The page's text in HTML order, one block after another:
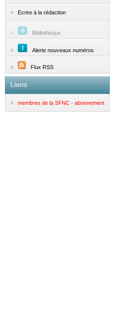
Ecrire à la rédaction
Bibliothèque
Alerte nouveaux numéros
Flux RSS
Liens
membres de la SFNC - abonnement